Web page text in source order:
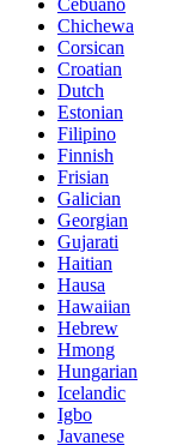
Cebuano
Chichewa
Corsican
Croatian
Dutch
Estonian
Filipino
Finnish
Frisian
Galician
Georgian
Gujarati
Haitian
Hausa
Hawaiian
Hebrew
Hmong
Hungarian
Icelandic
Igbo
Javanese